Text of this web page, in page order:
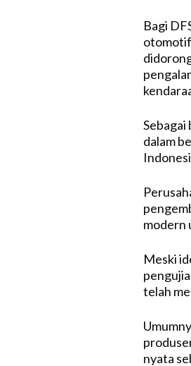
Bagi
dalam
modern
Meski
telah
nyata